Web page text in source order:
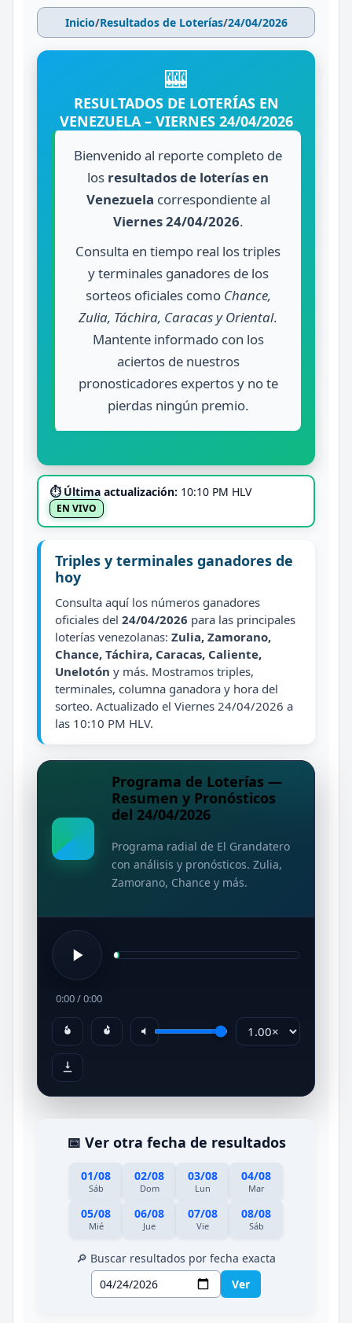
Inicio/Resultados de Loterías/24/04/2026
🎰
RESULTADOS DE LOTERÍAS EN
VENEZUELA – VIERNES 24/04/2026
Bienvenido al reporte completo de
los resultados de loterías en
Venezuela correspondiente al
Viernes 24/04/2026.
Consulta en tiempo real los triples
y terminales ganadores de los
sorteos oficiales como Chance,
Zulia, Táchira, Caracas y Oriental.
Mantente informado con los
aciertos de nuestros
pronosticadores expertos y no te
pierdas ningún premio.
⏱ Última actualización: 10:10 PM HLV
EN VIVO
Triples y terminales ganadores de
hoy
Consulta aquí los números ganadores
oficiales del 24/04/2026 para las principales
loterías venezolanas: Zulia, Zamorano,
Chance, Táchira, Caracas, Caliente,
Unelotón y más. Mostramos triples,
terminales, columna ganadora y hora del
sorteo. Actualizado el Viernes 24/04/2026 a
las 10:10 PM HLV.
Programa de Loterías —
Resumen y Pronósticos
del 24/04/2026
Programa radial de El Grandatero
con análisis y pronósticos. Zulia,
Zamorano, Chance y más.
0:00/0:00
📅 Ver otra fecha de resultados
01/08
Sáb
02/08
Dom
03/08
Lun
04/08
Mar
05/08
Mié
06/08
Jue
07/08
Vie
08/08
Sáb
🔎 Buscar resultados por fecha exacta
Ver